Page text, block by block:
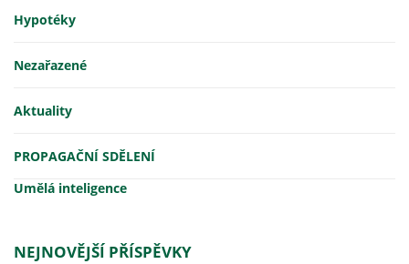
Hypotéky
Nezařazené
Aktuality
PROPAGAČNÍ SDĚLENÍ
Umělá inteligence
NEJNOVĚJŠÍ PŘÍSPĚVKY